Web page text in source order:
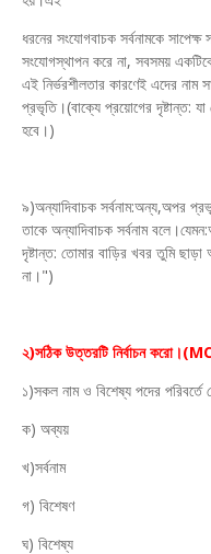
ধরনের সংযোগবাচক সর্বনামকে সাপেক্ষ
সংযোগস্থাপন করে না, সবসময়
এই নির্ভরশীলতার কারণেই এদের নাম
প্রভৃতি।(বাক্যে প্রয়োগের দৃষ্টান্ত:
হবে।)
৯)অন্যাদিবাচক সর্বনাম:অন্য,অপর
তাকে অন্যাদিবাচক সর্বনাম
দৃষ্টান্ত: তোমার বাড়ির খবর তুমি
না।")
২)সঠিক উত্তরটি নির্বাচন
১)সকল নাম ও বিশেষ্য পদের
ক) অব্যয়
খ)সর্বনাম
গ) বিশেষণ
ঘ) বিশেষ্য